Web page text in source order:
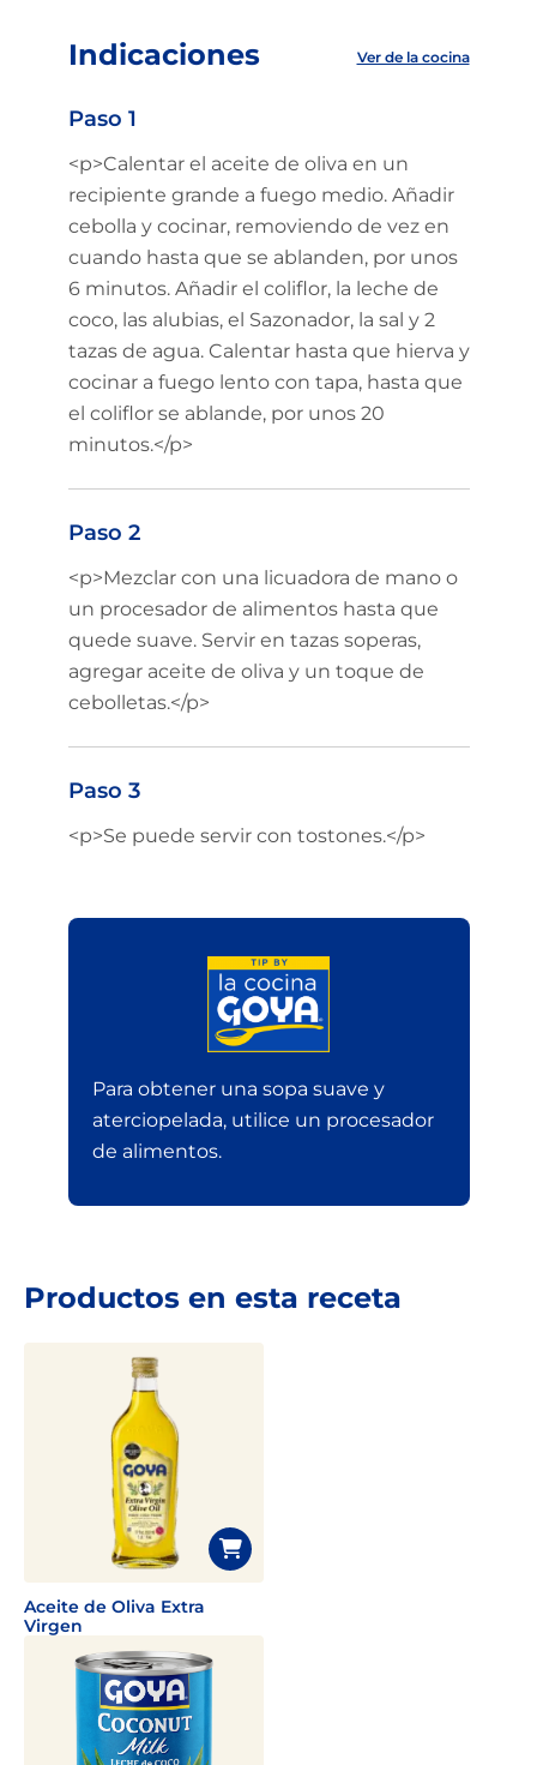
Indicaciones Ver de la cocina
Paso 1
<p>Calentar el aceite de oliva en un
recipiente grande a fuego medio. Añadir
cebolla y cocinar, removiendo de vez en
cuando hasta que se ablanden, por unos
6 minutos. Añadir el coliflor, la leche de
coco, las alubias, el Sazonador, la sal y 2
tazas de agua. Calentar hasta que hierva y
cocinar a fuego lento con tapa, hasta que
el coliflor se ablande, por unos 20
minutos.</p>
Paso 2
<p>Mezclar con una licuadora de mano o
un procesador de alimentos hasta que
quede suave. Servir en tazas soperas,
agregar aceite de oliva y un toque de
cebolletas.</p>
Paso 3
<p>Se puede servir con tostones.</p>
Para obtener una sopa suave y
aterciopelada, utilice un procesador
de alimentos.
Productos en esta receta
Aceite de Oliva Extra
Virgen